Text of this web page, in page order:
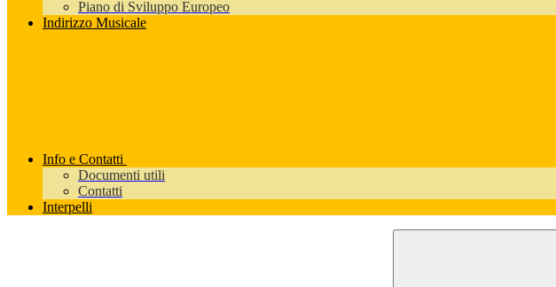
Piano di Sviluppo Europeo
Indirizzo Musicale
Info e Contatti
Documenti utili
Contatti
Interpelli